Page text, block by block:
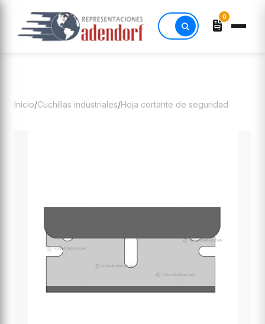
0
Inicio/Cuchillas industriales/Hoja cortante de seguridad